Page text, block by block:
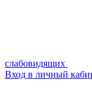
слабовидящих
Вход в личный